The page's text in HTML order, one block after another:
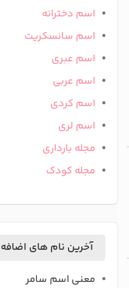
اسم دخترانه
اسم سانسکریت
اسم عبری
اسم عربی
اسم کردی
اسم لری
مجله بارداری
مجله کودک
آخرین نام های
معنی اسم سامر